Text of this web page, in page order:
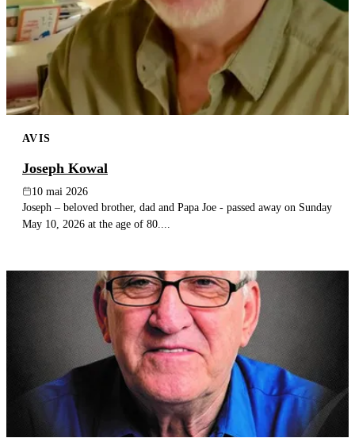
AVIS
Joseph Kowal
10 mai 2026
Joseph – beloved brother, dad and Papa Joe - passed away on Sunday
May 10, 2026 at the age of 80....